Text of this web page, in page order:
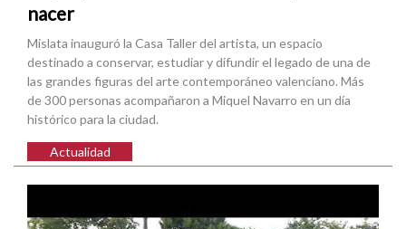
nacer
Mislata inauguró la Casa Taller del artista, un espacio
destinado a conservar, estudiar y difundir el legado de una de
las grandes figuras del arte contemporáneo valenciano. Más
de 300 personas acompañaron a Miquel Navarro en un día
histórico para la ciudad.
Actualidad